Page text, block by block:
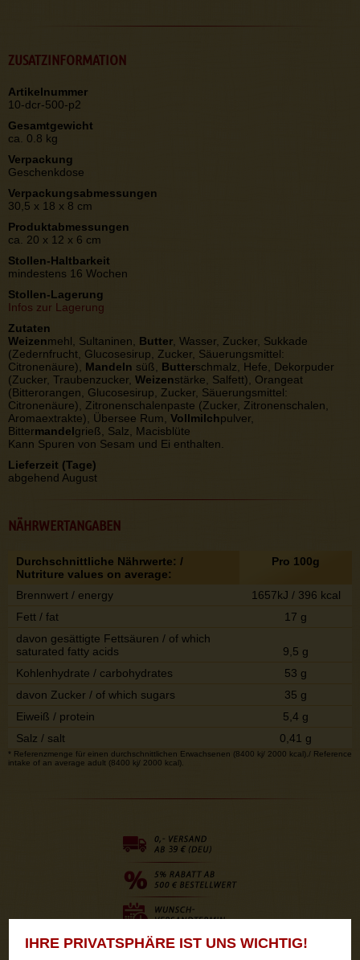
IHRE PRIVATSPHÄRE IST UNS WICHTIG!
ZUSATZINFORMATION
Artikelnummer
10-dcr-500-p2
Gesamtgewicht
ca. 0.8 kg
Verpackung
Geschenkdose
Verpackungsabmessungen
30,5 x 18 x 8 cm
Produktabmessungen
ca. 20 x 12 x 6 cm
Stollen-Haltbarkeit
mindestens 16 Wochen
Stollen-Lagerung
Infos zur Lagerung
Zutaten
Weizenmehl, Sultaninen, Butter , Wasser, Zucker, Sukkade
(Zedernfrucht, Glucosesirup, Zucker, Säuerungsmittel:
Citronenäure), Mandeln süß, Butterschmalz, Hefe, Dekorpuder
(Zucker, Traubenzucker, Weizenstärke, Salfett), Orangeat
(Bitterorangen, Glucosesirup, Zucker, Säuerungsmittel:
Citronenäure), Zitronenschalenpaste (Zucker, Zitronenschalen,
Aromaextrakte), Übersee Rum, Vollmilchpulver,
Bittermandelgrieß, Salz, Macisblüte
Kann Spuren von Sesam und Ei enthalten.
Lieferzeit (Tage)
abgehend August
NÄHRWERTANGABEN
Durchschnittliche Nährwerte: /
Nutriture values on average:
Pro 100g
Brennwert / energy
1657kJ / 396 kcal
Fett / fat
17 g
davon gesättigte Fettsäuren / of which
saturated fatty acids
9,5 g
Kohlenhydrate / carbohydrates
53 g
davon Zucker / of which sugars
35 g
Eiweiß / protein
5,4 g
Salz / salt
0,41 g
* Referenzmenge für einen durchschnittlichen Erwachsenen (8400 kj/ 2000 kcal)./ Reference
intake of an average adult (8400 kj/ 2000 kcal).